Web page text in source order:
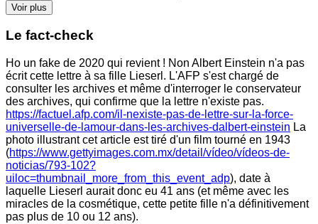
Voir plus
Le fact-check
Ho un fake de 2020 qui revient ! Non Albert Einstein n'a pas
écrit cette lettre à sa fille Lieserl. L'AFP s'est chargé de
consulter les archives et même d'interroger le conservateur
des archives, qui confirme que la lettre n'existe pas.
https://factuel.afp.com/il-nexiste-pas-de-lettre-sur-la-force-
universelle-de-lamour-dans-les-archives-dalbert-einstein La
photo illustrant cet article est tiré d'un film tourné en 1943
(https://www.gettyimages.com.mx/detail/vídeo/vídeos-de-
noticias/793-102?
uiloc=thumbnail_more_from_this_event_adp), date à
laquelle Lieserl aurait donc eu 41 ans (et même avec les
miracles de la cosmétique, cette petite fille n'a définitivement
pas plus de 10 ou 12 ans).